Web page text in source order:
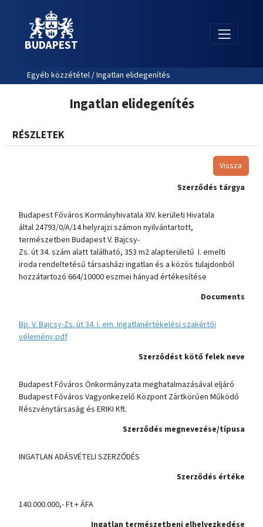
BUDAPEST
Egyéb közzététel / Ingatlan elidegenítés
Ingatlan elidegenítés
RÉSZLETEK
Vissza
Szerződés tárgya
Budapest Főváros Kormányhivatala XIV. kerületi Hivatala
által 24793/0/A/14 helyrajzi számon nyilvántartott,
természetben Budapest V. Bajcsy-
Zs. út 34. szám alatt található, 353 m2 alapterületű I. emelti
iroda rendeltetésű társasházi ingatlan és a közös tulajdonból
hozzátartozó 664/10000 eszmei hányad értékesítése
Documents
Bp. V. Bajcsy-Zs. út 34. I. em. Ingatlanértékelési szakértői
vélemény.pdf
Szerződést kötő felek neve
Budapest Főváros Önkormányzata meghatalmazásával eljáró
Budapest Főváros Vagyonkezelő Központ Zártkörűen Működő
Részvénytársaság és ERIKI Kft.
Szerződés megnevezése/típusa
INGATLAN ADÁSVÉTELI SZERZŐDÉS
Szerződés értéke
140.000.000,- Ft + ÁFA
Ingatlan természetbeni elhelyezkedése